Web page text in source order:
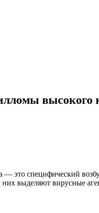
высокого
это специфический
выделяют вирусные